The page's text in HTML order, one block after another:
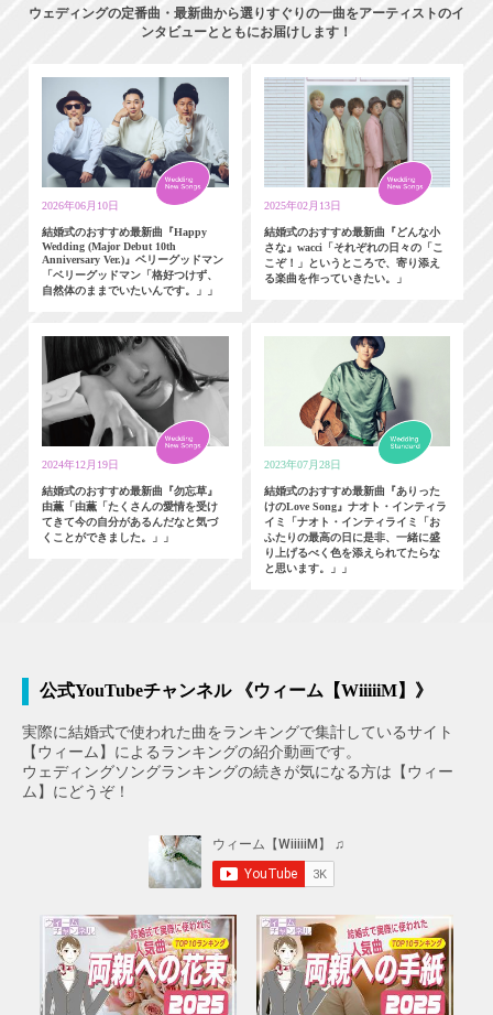
ウェディングの定番曲・最新曲から選りすぐりの一曲をアーティストのイ
ンタビューとともにお届けします！
2026年06月10日
結婚式のおすすめ最新曲『Happy
Wedding (Major Debut 10th
Anniversary Ver.)』ベリーグッドマン
「ベリーグッドマン「格好つけず、
自然体のままでいたいんです。」」
2025年02月13日
結婚式のおすすめ最新曲『どんな小
さな』wacci「それぞれの日々の「こ
こぞ！」というところで、寄り添え
る楽曲を作っていきたい。」
2024年12月19日
結婚式のおすすめ最新曲『勿忘草』
由薫「由薫「たくさんの愛情を受け
てきて今の自分があるんだなと気づ
くことができました。」」
2023年07月28日
結婚式のおすすめ最新曲『ありった
けのLove Song』ナオト・インティラ
イミ「ナオト・インティライミ「お
ふたりの最高の日に是非、一緒に盛
り上げるべく色を添えられてたらな
と思います。」」
公式YouTubeチャンネル 《ウィーム【WiiiiiM】》
実際に結婚式で使われた曲をランキングで集計しているサイト
【ウィーム】によるランキングの紹介動画です。
ウェディングソングランキングの続きが気になる方は【ウィー
ム】にどうぞ！